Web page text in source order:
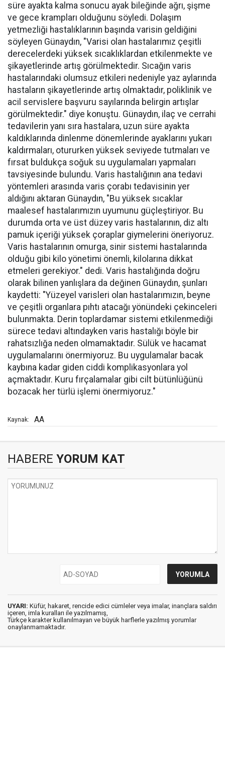
süre ayakta kalma sonucu ayak bileğinde ağrı, şişme
ve gece krampları olduğunu söyledi. Dolaşım
yetmezliği hastalıklarının başında varisin geldiğini
söyleyen Günaydın, "Varisi olan hastalarımız çeşitli
derecelerdeki yüksek sıcaklıklardan etkilenmekte ve
şikayetlerinde artış görülmektedir. Sıcağın varis
hastalarındaki olumsuz etkileri nedeniyle yaz aylarında
hastaların şikayetlerinde artış olmaktadır, poliklinik ve
acil servislere başvuru sayılarında belirgin artışlar
görülmektedir." diye konuştu. Günaydın, ilaç ve cerrahi
tedavilerin yanı sıra hastalara, uzun süre ayakta
kaldıklarında dinlenme dönemlerinde ayaklarını yukarı
kaldırmaları, otururken yüksek seviyede tutmaları ve
fırsat buldukça soğuk su uygulamaları yapmaları
tavsiyesinde bulundu. Varis hastalığının ana tedavi
yöntemleri arasında varis çorabı tedavisinin yer
aldığını aktaran Günaydın, "Bu yüksek sıcaklar
maalesef hastalarımızın uyumunu güçleştiriyor. Bu
durumda orta ve üst düzey varis hastalarının, diz altı
pamuk içeriği yüksek çoraplar giymelerini öneriyoruz.
Varis hastalarının omurga, sinir sistemi hastalarında
olduğu gibi kilo yönetimi önemli, kilolarına dikkat
etmeleri gerekiyor." dedi. Varis hastalığında doğru
olarak bilinen yanlışlara da değinen Günaydın, şunları
kaydetti: "Yüzeyel varisleri olan hastalarımızın, beyne
ve çeşitli organlara pıhtı atacağı yönündeki çekinceleri
bulunmakta. Derin toplardamar sistemi etkilenmediği
sürece tedavi altındayken varis hastalığı böyle bir
rahatsızlığa neden olmamaktadır. Sülük ve hacamat
uygulamalarını önermiyoruz. Bu uygulamalar bacak
kaybına kadar giden ciddi komplikasyonlara yol
açmaktadır. Kuru fırçalamalar gibi cilt bütünlüğünü
bozacak her türlü işlemi önermiyoruz."
Kaynak: AA
HABERE YORUM KAT
UYARI: Küfür, hakaret, rencide edici cümleler veya imalar, inançlara saldırı
içeren, imla kuralları ile yazılmamış,
Türkçe karakter kullanılmayan ve büyük harflerle yazılmış yorumlar
onaylanmamaktadır.